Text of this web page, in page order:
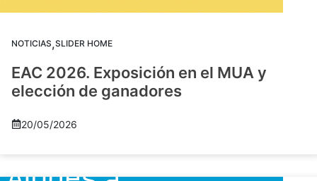
NOTICIAS,SLIDER HOME
EAC 2026. Exposición en el MUA y
elección de ganadores
20/05/2026